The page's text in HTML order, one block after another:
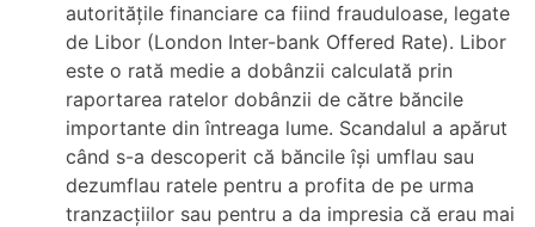
autoritățile financiare ca fiind frauduloase, legate
de Libor (London Inter-bank Offered Rate). Libor
este o rată medie a dobânzii calculată prin
raportarea ratelor dobânzii de către băncile
importante din întreaga lume. Scandalul a apărut
când s-a descoperit că băncile își umflau sau
dezumflau ratele pentru a profita de pe urma
tranzacțiilor sau pentru a da impresia că erau mai